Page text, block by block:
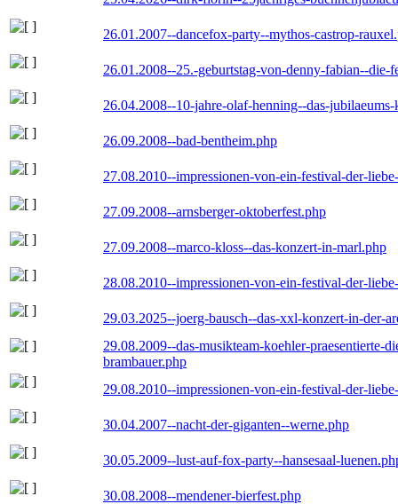
26.01.2007--dancefox-party--mythos-castrop-
26.01.2008--25.-geburtstag-von-denny-fabian--die-
26.04.2008--10-jahre-olaf-henning--das-
26.09.2008--bad-bentheim.php
27.08.2010--impressionen-von-ein-festival-der-
27.09.2008--arnsberger-oktoberfest.php
27.09.2008--marco-kloss--das-konzert-in-marl.php
28.08.2010--impressionen-von-ein-festival-der-
29.03.2025--joerg-bausch--das-xxl-konzert-in-der-
29.08.2009--das-musikteam-koehler-praesentierte-
brambauer.php
29.08.2010--impressionen-von-ein-festival-der-
30.04.2007--nacht-der-giganten--werne.php
30.05.2009--lust-auf-fox-party--hansesaal-
30.08.2008--mendener-bierfest.php